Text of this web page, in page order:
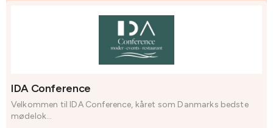
IDA Conference
Velkommen til IDA Conference, kåret som Danmarks bedste
mødelok...